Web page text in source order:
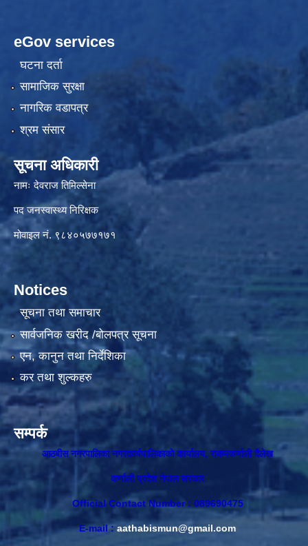
eGov services
घटना दर्ता
सामाजिक सुरक्षा
नागरिक वडापत्र
श्रम संसार
सूचना अधिकारी
नामः देवराज तिमिल्सेना
पद जनस्वास्थ्य निरिक्षक
मोवाइल नं. ९८४०५७७१७१
Notices
सूचना तथा समाचार
सार्वजनिक खरीद /बोलपत्र सूचना
एन, कानुन तथा निर्देशिका
कर तथा शुल्कहरु
सम्पर्क
आठबीस नगरपालिका नगरकार्यपालिकाकाे कार्यालय, राकमकर्णाली दैलेख
कर्णाली प्रदेश नेपाल सरकार
Official Contact Number : 089690475
E-mail : aathabismun@gmail.com